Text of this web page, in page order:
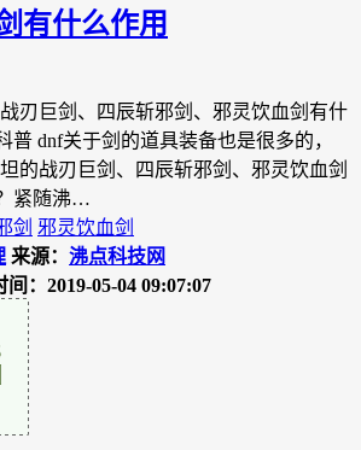
有什么作用
刃巨剑、四辰斩邪剑、邪灵饮血剑有什
普 dnf关于剑的道具装备也是很多的，
的战刃巨剑、四辰斩邪剑、邪灵饮血剑
紧随沸…
剑 邪灵饮血剑
来源： 沸点科技网
间：2019-05-04 09:07:07